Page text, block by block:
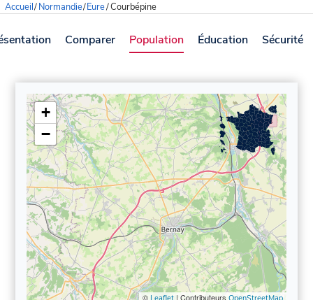
Accueil/Normandie/Eure/Courbépine
Comparer Population Éducation Sécurité
+
−
© | Contributeurs